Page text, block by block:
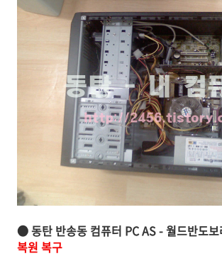
● 동탄 반송동 컴퓨터 PC AS - 월드반도
복원 복구